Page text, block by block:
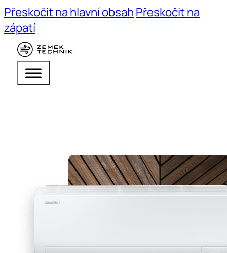
Přeskočit na hlavní obsahPřeskočit na
zápatí